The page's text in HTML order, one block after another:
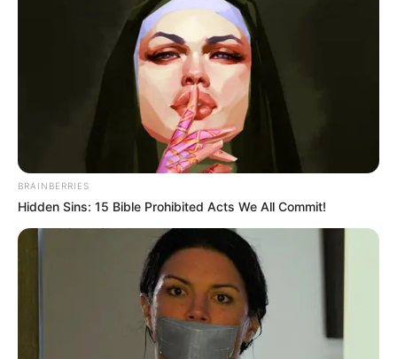
BRAINBERRIES
Hidden Sins: 15 Bible Prohibited Acts We All Commit!